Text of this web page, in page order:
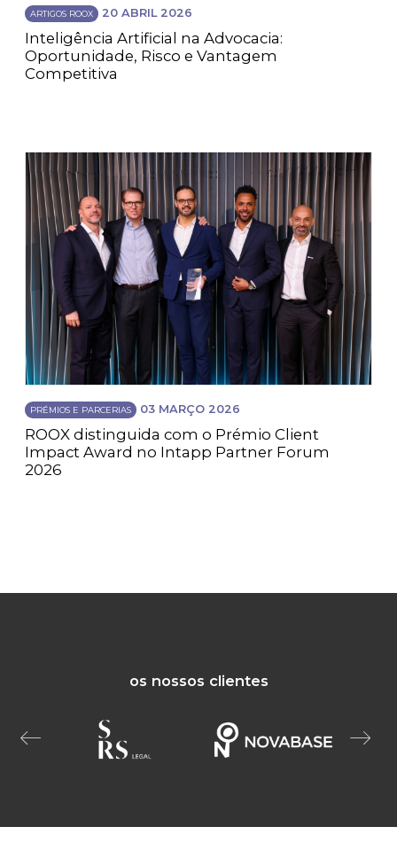
ARTIGOS ROOX 20 ABRIL 2026
Inteligência Artificial na Advocacia:
Oportunidade, Risco e Vantagem
Competitiva
PRÉMIOS E PARCERIAS 03 MARÇO 2026
ROOX distinguida com o Prémio Client
Impact Award no Intapp Partner Forum
2026
os nossos clientes